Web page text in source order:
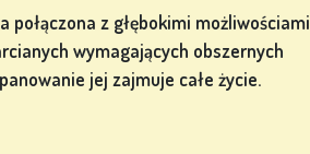
z głębokimi możliwościami
wymagających obszernych
jej zajmuje całe życie.